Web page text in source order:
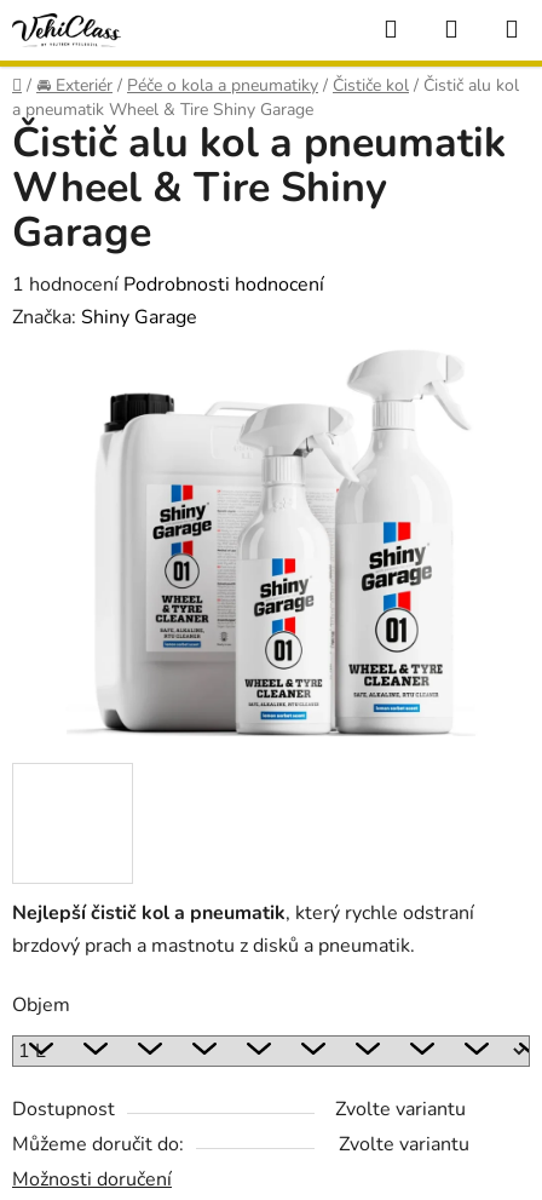
Přejít
obsah
Hledat
KOŠÍK
Domů
/ 🚘 Exteriér / Péče o kola a pneumatiky / Čističe kol / Čistič alu kol
a pneumatik Wheel & Tire Shiny Garage
Nejlepší čistič kol a pneumatik, který rychle odstraní
brzdový prach a mastnotu z disků a pneumatik.
Objem
Dostupnost
Zvolte variantu
Můžeme doručit do:
Zvolte variantu
Možnosti doručení
Čistič alu kol a pneumatik
Wheel & Tire Shiny
Garage
Průměrné
hodnocení
1 hodnocení Podrobnosti hodnocení
Značka: Shiny Garage